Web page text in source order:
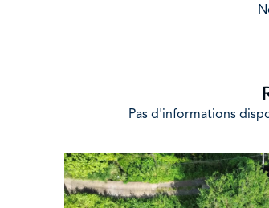
Pas d'informations